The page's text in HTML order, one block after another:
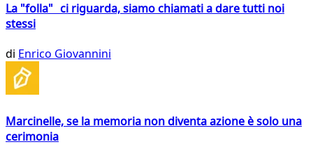
La "folla" ci riguarda, siamo chiamati a dare tutti noi
stessi
di Enrico Giovannini
Marcinelle, se la memoria non diventa azione è solo una
cerimonia